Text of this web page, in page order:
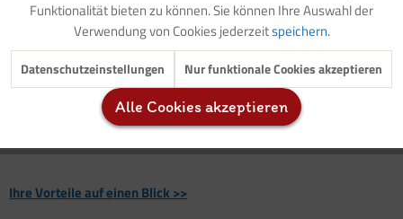
Vorwort: Thematische Einführung (mit Modellzielen)
Vorlage: Elternbrief (mit Buchtipps)
Einsatz der Flashcards: Exploring opposites
Flashcards: Opposites
Ihre Vorteile auf einen Blick >>
Marketing Inaktiv
Tracking Inaktiv
Inaktiv
Funktionalität bieten zu können. Sie können Ihre Auswahl der
Verwendung von Cookies jederzeitspeichern.
Datenschutzeinstellungen Nur funktionale Cookies akzeptieren
Alle Cookies akzeptieren